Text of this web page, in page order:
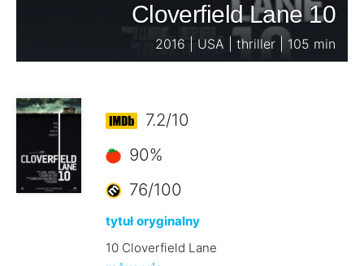
Cloverfield Lane 10
2016 | USA | thriller | 105 min
7.2/10
90%
76/100
tytuł oryginalny
10 Cloverfield Lane